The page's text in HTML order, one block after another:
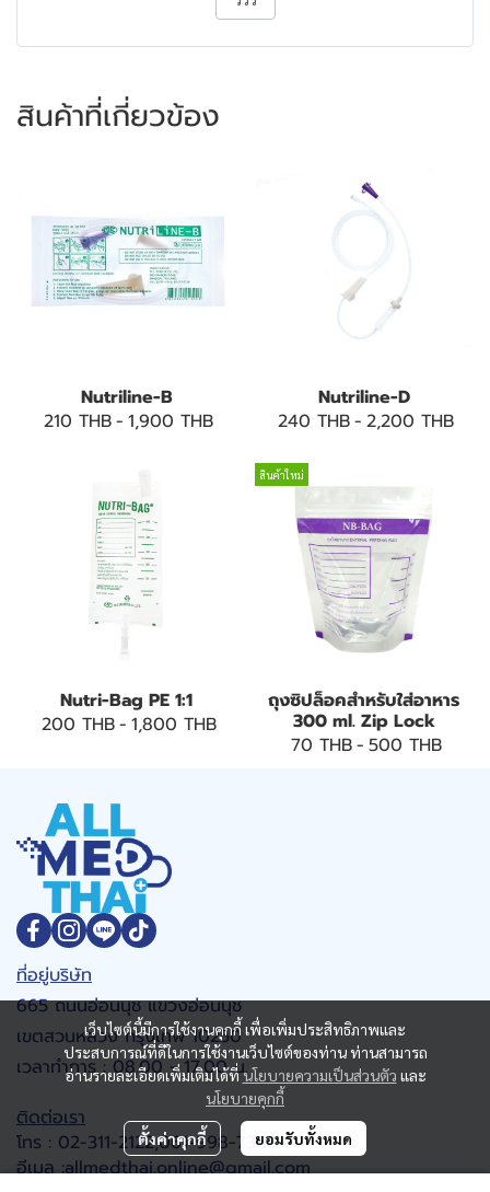
สินค้าที่เกี่ยวข้อง
Nutriline-B
210 THB- 1,900 THB
Nutriline-D
240 THB- 2,200 THB
Nutri-Bag PE 1:1
200 THB- 1,800 THB
สินค้าใหม่
ถุงซิปล็อคสำหรับใส่อาหาร
300 ml. Zip Lock
70 THB- 500 THB
เว็บไซต์นี้มีการใช้งานคุกกี้ เพื่อเพิ่มประสิทธิภาพและ
ประสบการณ์ที่ดีในการใช้งานเว็บไซต์ของท่าน ท่านสามารถ
อ่านรายละเอียดเพิ่มเติมได้ที่นโยบายความเป็นส่วนตัว และ
นโยบายคุกกี้
ตั้งค่าคุกกี้ ยอมรับทั้งหมด
ที่อยู่บริษัท
665 ถนนอ่อนนุช แขวงอ่อนนุช
เขตสวนหลวง กรุงเทพ 10250
เวลาทำการ : 08.00 - 17.00 น.
ติดต่อเรา
โทร : 02-311-2122,061-998-7368
อีเมล :allmedthai.online@gmail.com